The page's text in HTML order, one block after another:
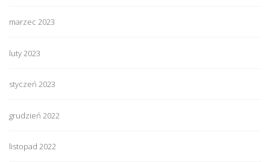
marzec 2023
luty 2023
styczeń 2023
grudzień 2022
listopad 2022